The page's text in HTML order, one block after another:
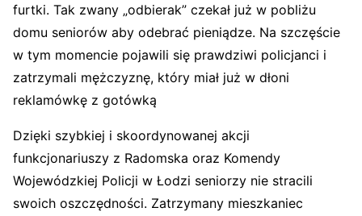
furtki. Tak zwany „odbierak” czekał już w pobliżu
domu seniorów aby odebrać pieniądze. Na szczęście
w tym momencie pojawili się prawdziwi policjanci i
zatrzymali mężczyznę, który miał już w dłoni
reklamówkę z gotówką
Dzięki szybkiej i skoordynowanej akcji
funkcjonariuszy z Radomska oraz Komendy
Wojewódzkiej Policji w Łodzi seniorzy nie stracili
swoich oszczędności. Zatrzymany mieszkaniec